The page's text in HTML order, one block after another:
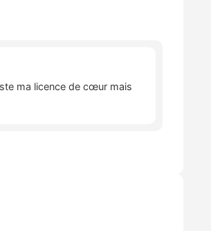
ma licence de cœur mais